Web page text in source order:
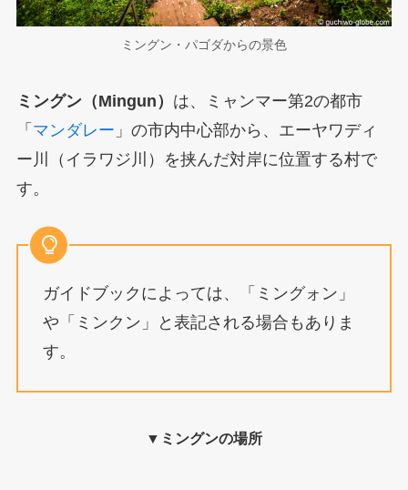
ミングン・パゴダからの景色
ミングン（Mingun） は、ミャンマー第2の都市
「 マンダレー 」の市内中心部から、エーヤワディ
ー川（イラワジ川）を挟んだ対岸に位置する村で
す。
ガイドブックによっては、「ミングォン」
や「ミンクン」と表記される場合もありま
す。
▼ミングンの場所